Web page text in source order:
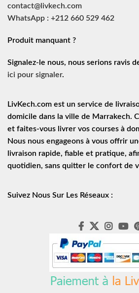
contact@livkech.com
WhatsApp : +212 660 529 462
Produit manquant ?
Signalez-le nous, nous serions ravis
ici pour signaler.
LivKech.com est un service de
domicile dans la ville de Marrakech.
et faites-vous livrer vos courses à
Nous nous engageons à vous offrir
livraison rapide, fiable et pratique,
quotidien, sans quitter le confort de
Suivez Nous Sur Les Réseaux :